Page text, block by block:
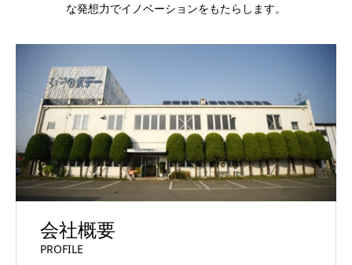
な発想力でイノベーションをもたらします。
会社概要
PROFILE